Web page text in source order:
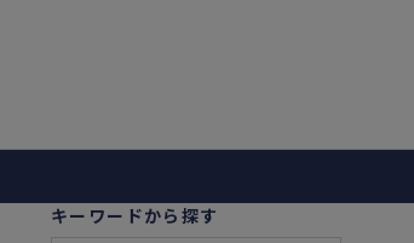
キーワードから探す